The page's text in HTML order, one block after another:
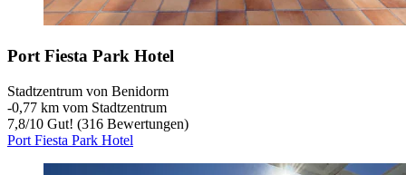
Port Fiesta Park Hotel
Stadtzentrum von Benidorm
‐0,77 km vom Stadtzentrum
7,8/10 Gut! (316 Bewertungen)
Port Fiesta Park Hotel